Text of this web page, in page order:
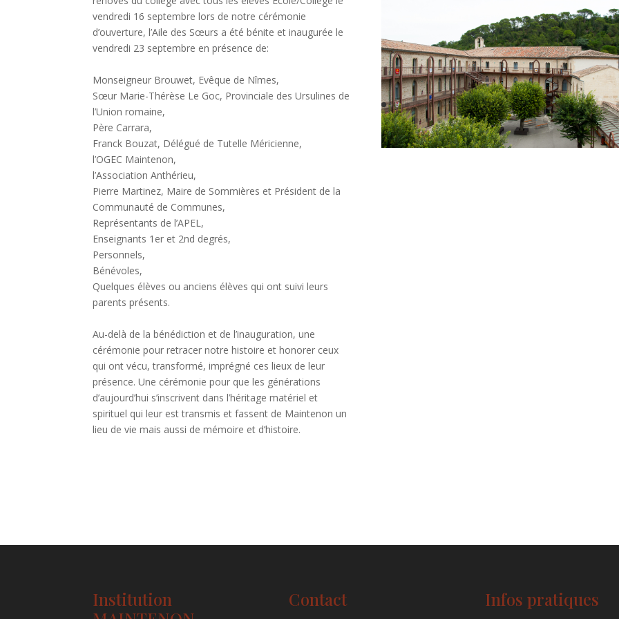
vendredi 16 septembre lors de notre cérémonie
d’ouverture, l’Aile des Sœurs a été bénite et inaugurée le
vendredi 23 septembre en présence de:
Monseigneur Brouwet, Evêque de Nîmes,
Sœur Marie-Thérèse Le Goc, Provinciale des Ursulines de
l’Union romaine,
Père Carrara,
Franck Bouzat, Délégué de Tutelle Méricienne,
l’OGEC Maintenon,
l’Association Anthérieu,
Pierre Martinez, Maire de Sommières et Président de la
Communauté de Communes,
Représentants de l’APEL,
Enseignants 1er et 2nd degrés,
Personnels,
Bénévoles,
Quelques élèves ou anciens élèves qui ont suivi leurs
parents présents.
Au-delà de la bénédiction et de l’inauguration, une
cérémonie pour retracer notre histoire et honorer ceux
qui ont vécu, transformé, imprégné ces lieux de leur
présence. Une cérémonie pour que les générations
d’aujourd’hui s’inscrivent dans l’héritage matériel et
spirituel qui leur est transmis et fassent de Maintenon un
lieu de vie mais aussi de mémoire et d’histoire.
Institution
Contact Infos pratiques